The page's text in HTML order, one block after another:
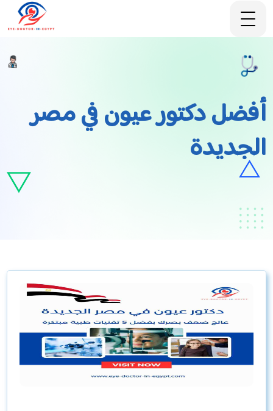
أفضل دكتور عيون في مصر
الجديدة